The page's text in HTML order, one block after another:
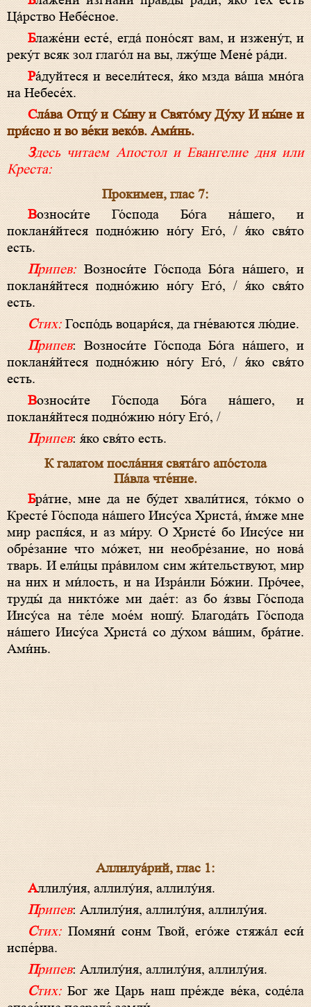
Ца́рство Небе́сное.
Блаже́ни есте́, егда́ поно́сят вам, и изжену́т, и
реку́т всяк зол глаго́л на вы, лжу́ще Мене́ ра́ди.
Ра́дуйтеся и весели́теся, я́ко мзда ва́ша мно́га
на Небесе́х.
Сла́ва Отцу́ и Сы́ну и Свято́му Ду́ху И ны́не и
при́сно и во ве́ки веко́в. Ами́нь.
Здесь читаем Апостол и Евангелие дня или
Креста:
Прокимен, глaс 7:
Возноси́те Го́спода Бо́га на́шего, и
покланя́йтеся подно́жию но́гу Его́, / я́ко свя́то
есть.
Припев:Возноси́те Го́спода Бо́га на́шего, и
покланя́йтеся подно́жию но́гу Его́, / я́ко свя́то
есть.
Стих:Госпо́дь воцари́ся, да гне́ваются лю́дие.
Припев: Возноси́те Го́спода Бо́га на́шего, и
покланя́йтеся подно́жию но́гу Его́, / я́ко свя́то
есть.
Возноси́те Го́спода Бо́га на́шего, и
покланя́йтеся подно́жию но́гу Его́, /
Припев: я́ко свя́то есть.
К галатом посла́ния свята́го апо́стола
Па́вла чте́ние.
Бра́тие, мне да не бу́дет хвали́тися, то́кмо о
Кресте́ Го́спода на́шего Иису́са Христа́, и́мже мне
мир распя́ся, и аз ми́ру. О Христе́ бо Иису́се ни
обре́зание что мо́жет, ни необре́зание, но нова́
тварь. И ели́цы пра́вилом сим жи́тельствуют, мир
на них и ми́лость, и на Изра́или Бо́жии. Про́чее,
труды́ да никто́же ми дае́т: аз бо я́звы Го́спода
Иису́са на те́ле мое́м ношу́. Благода́ть Го́спода
на́шего Иису́са Христа́ со ду́хом ва́шим, бра́тие.
Ами́нь.
Аллилуа́рий, глас 1:
Аллилу́ия, аллилу́ия, аллилу́ия.
Припев: Аллилу́ия, аллилу́ия, аллилу́ия.
Стих:Помяни́ сонм Твой, его́же стяжа́л еси́
испе́рва.
Припев: Аллилу́ия, аллилу́ия, аллилу́ия.
Стих:Бог же Царь наш пре́жде ве́ка, соде́ла